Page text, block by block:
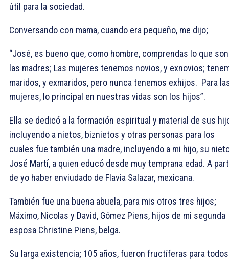
útil para la sociedad.
Conversando con mama, cuando era pequeño, me dijo;
“José, es bueno que, como hombre, comprendas lo que son
las madres; Las mujeres tenemos novios, y exnovios;
maridos, y exmaridos, pero nunca tenemos exhijos. Para
mujeres, lo principal en nuestras vidas son los hijos”.
Ella se dedicó a la formación espiritual y material de sus
incluyendo a nietos, biznietos y otras personas para los
cuales fue también una madre, incluyendo a mi hijo, su
José Martí, a quien educó desde muy temprana edad. A
de yo haber enviudado de Flavia Salazar, mexicana.
También fue una buena abuela, para mis otros tres hijos;
Máximo, Nicolas y David, Gómez Piens, hijos de mi segunda
esposa Christine Piens, belga.
Su larga existencia; 105 años, fueron fructíferas para todos